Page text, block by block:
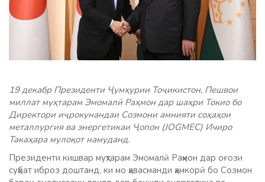
19 декабр Президенти Ҷумҳурии Тоҷикистон, Пешвои
миллат муҳтарам Эмомалӣ Раҳмон дар шаҳри Токио бо
Директори иҷрокунандаи Созмони амнияти соҳаҳои
металлургия ва энергетикаи Ҷопон (JOGMEC) Ичиро
Такаҳара мулоқот намуданд.
Президенти кишвар муҳтарам Эмомалӣ Раҳмон дар оғози
суҳбат иброз доштанд, ки мо ҳавасманди ҳамкорӣ бо Созмон